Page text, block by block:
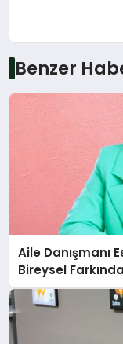
Benzer
Aile Danışmanı
Bireysel
Anlatıyor